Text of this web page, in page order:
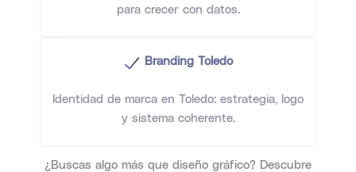
para crecer con datos.
Branding Toledo
Identidad de marca en Toledo: estrategia, logo
y sistema coherente.
¿Buscas algo más que diseño gráfico? Descubre